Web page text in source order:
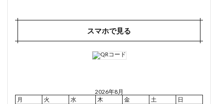
スマホで見る
2026年8月
月
火 水 木 金 土
日